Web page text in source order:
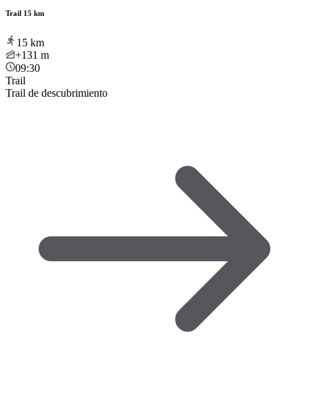
Trail 15 km
15 km
+131 m
09:30
Trail
Trail de descubrimiento